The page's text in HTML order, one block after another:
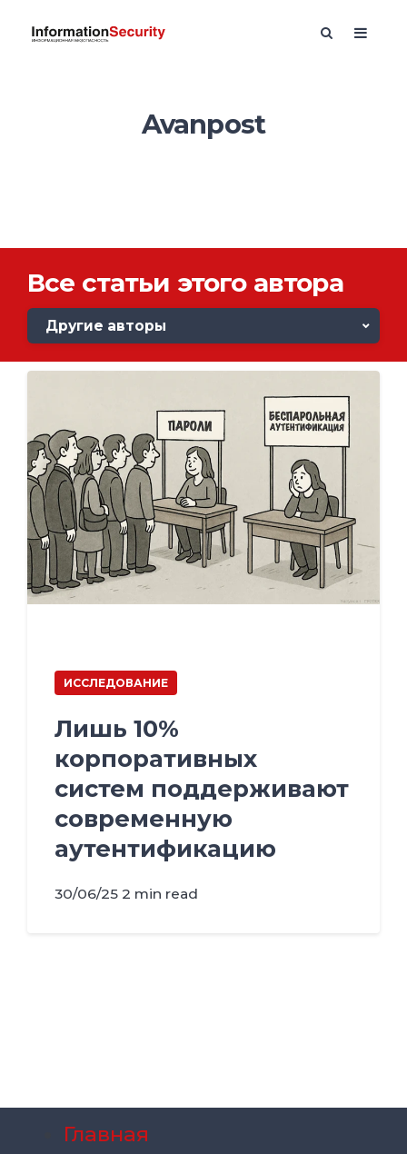
Avanpost
Все статьи этого автора
Другие авторы
ИССЛЕДОВАНИЕ
Лишь 10%
корпоративных
систем поддерживают
современную
аутентификацию
30/06/25 2 min read
Главная